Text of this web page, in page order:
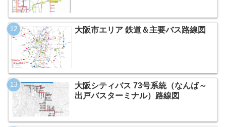
大阪市エリア 鉄道＆主要バス路線図
大阪シティバス 73号系統（なんば～
出戸バスターミナル）路線図